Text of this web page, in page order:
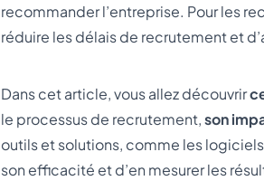
recommander l’entreprise. Pour les
réduire les délais de recrutement et
Dans cet article, vous allez découvrir
le processus de recrutement,son
outils et solutions, comme les
son efficacité et d’en mesurer les